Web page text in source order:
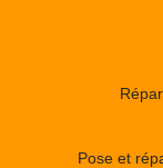
Pose et